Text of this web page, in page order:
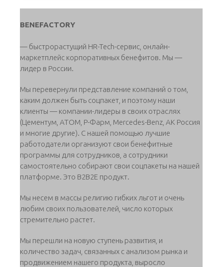
BENEFACTORY
— быстрорастущий HR-Tech-сервис, онлайн-
маркетплейс корпоративных бенефитов. Мы —
лидер в России.
Мы перевернули представление компаний о том,
каким должен быть соцпакет, и поэтому наши
клиенты — компании-лидеры в своих отраслях
(Цементум, АТОМ, Р-Фарм, Mercedes-Benz, АК Россия
и многие другие). С нашей помощью лучшие
работодатели организуют свои бенефитные
программы для сотрудников, а сотрудники
самостоятельно собирают свои соцпакеты на нашей
платформе. Это B2B2E продукт.
Мы несем в массы религию гибких льгот и очень
любим своих пользователей, число которых
стремительно растет.
Мы перешли на новую ступень развития, и
количество задач, связанных с анализом рынка и
продвижением нашего продукта, выросло